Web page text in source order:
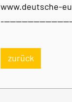
www.deutsche-
zurück